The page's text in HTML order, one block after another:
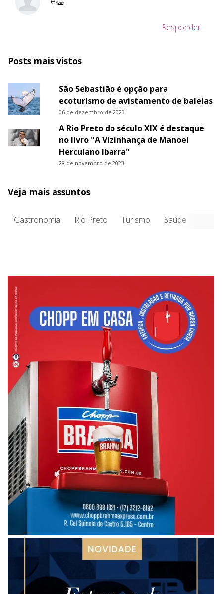
Responder
Posts mais vistos
São Sebastião é opção para
ecoturismo de avistamento de baleias
06 de dezembro de 2023
A Rio Preto do século XIX é destaque
no livro "A Vizinhança de Manoel
Herculano Ibarra"
28 de novembro de 2023
Veja mais assuntos
Gastronomia Rio Preto Turismo Saúde